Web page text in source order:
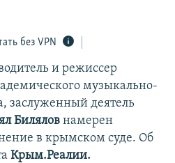
ИСТОРИЙ СОПРОТИВЛЕНИЯ
без VPN
и режиссер
музыкально-
заслуженный деятель
Билялов намерен
в крымском суде. Об
Крым.Реалии.